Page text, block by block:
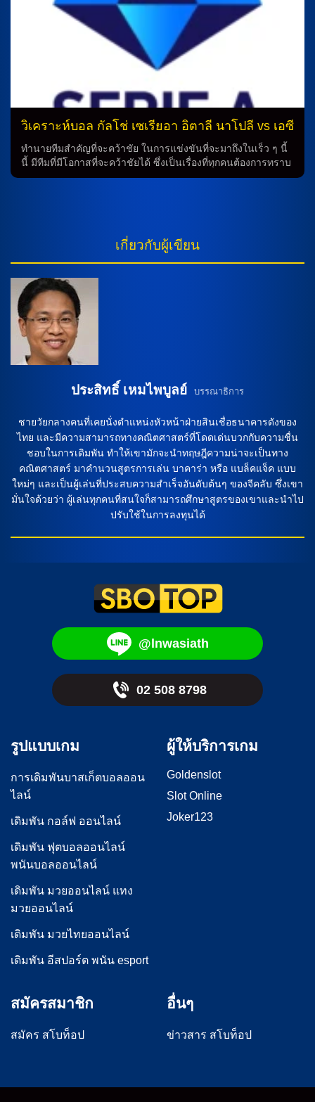
ลี่ และมีเกมโดดเด่นจาก ฟรานซิสโก้ คอนไซเซา อีกด้วย ใน
ระบบการเล่น 4-2-3-1 ทีมสมบูรณ์ร้อยเปอร์เซนต์จะได้รับการ
สนับสนุนจาก มัตเตีย เปริน ในประตู และมีเกนกลางที่ประสบ
ความสำเร็จอย่าง เคเฟรน ตูราม และ มานูเอล โลคาเตลลี่ ที่จะ
สร้างการโต้เถียงสำคัญในช่วงกองหน้าของทีม ทีมที่เสียเวร อีก
รายงานเรื่องผู้เล่นบาดเจ็บหรือถูกตัดสิทธิ์ในการเล่น แต่ต้องรอ
การตรวจสอบถึงความพร้อมในการเข้าสนามของ บรูค นอร์ตัน-
คัฟฟี่ และ แม็กซ์เวล กอร์เน่ต์ ซึ่งจะมีบทบาทสำคัญในการสร้าง
ของทั้งสองทีม การทำนายและวิเคราะห์การแข่งขันคาดว่าทั้งสอง
ทีมจะมีการต่อสู้อย่างเต็มที่ โดยทีมสมบูรณ์ร้อยเปอร์เซนต์จะมี
ความเสมอมากกว่าในการทำประตบ แต่ทีมที่เสียเวรก็มีโอกาสที่มี
เพื่อดูผลการแข่งขันและพบกันในสนามฟุตบอล การทำนายใน
การแข่งขันฟุตบอล การทำนายในการแข่งขันฟุตบอลเป็นสิ่งที่นัก
กระทั่งเพื่อความสนุกสนานเพื่อเสริมสร้างความสนุกสนานในการ
ชมเกมส์ การทำนายดูบอลสดเป็นวิธีการประเมินความสามารถ
ของทีมทั้งสองทีม โดยพิจารณาจากสถิติการแข่งขันก่อนหน้าและ
ความสามารถของนักเตะที่อยู่ในศึกสูตรการเล่นของทีม วิเคราะห์
ฟุตบอล การวิเคราะห์ฟุตบอลเป็นกระบวนการที่ซับซ้อนและต้อง
ใช้ความชำนาญในการทำนายผล […]
วิเคราะห์บอล กัลโช่ เซเรียอา อิตาลี นาโปลี vs เอซี
มิลาน
ทำนายทีมสำคัญที่จะคว้าชัย ในการแข่งขันที่จะมาถึงในเร็ว ๆ นี้
นี้ มีทีมที่มีโอกาสที่จะคว้าชัยได้ ซึ่งเป็นเรื่องที่ทุกคนต้องการทราบ
ผลการทำนายจากเหล่าเช็คเก็ตเดียวกันและทำนายจากผู้
เจ็บ ด้านการจัดทัพในระบบ 3-4-2-1 แนวรุกจะใช้ สก็อตต์ แม็ค
โทมิเนย์, อลิสซอน ซานโต๊ส และ ราสมุส ฮอยลุนด์ ผนึกกำลังกัน
โอ กับเบีย กับ ราฟาเอล เลเอา ชีค ที่มีปัญหาอาการบาดเจ็บ ด้าน
การจัดทัพในระบบ 3-5-2 […]
เกี่ยวกับผู้เขียน
ประสิทธิ์ เหมไพบูลย์ บรรณาธิการ
ชายวัยกลางคนที่เคยนั่งตำแหน่งหัวหน้าฝ่ายสินเชื่อธนาคารดังของ
ไทย และมีความสามารถทางคณิตศาสตร์ที่โดดเด่นบวกกับความชื่น
ชอบในการเดิมพัน ทำให้เขามักจะนำทฤษฎีความน่าจะเป็นทาง
คณิตศาสตร์ มาคำนวนสูตรการเล่น บาคาร่า หรือ แบล็คแจ็ค แบบ
ใหม่ๆ และเป็นผู้เล่นที่ประสบความสำเร็จอันดับต้นๆ ของจีคลับ ซึ่งเขา
มั่นใจด้วยว่า ผู้เล่นทุกคนที่สนใจก็สามารถศึกษาสูตรของเขาและนำไป
ปรับใช้ในการลงทุนได้
@lnwasiath
02 508 8798
รูปแบบเกม
การเดิมพันบาสเก็ตบอลออน
ไลน์
เดิมพัน กอล์ฟ ออนไลน์
เดิมพัน ฟุตบอลออนไลน์
พนันบอลออนไลน์
เดิมพัน มวยออนไลน์ แทง
มวยออนไลน์
เดิมพัน มวยไทยออนไลน์
เดิมพัน อีสปอร์ต พนัน esport
ผู้ให้บริการเกม
Goldenslot
Slot Online
Joker123
สมัครสมาชิก
สมัคร สโบท็อป
อื่นๆ
ข่าวสาร สโบท็อป